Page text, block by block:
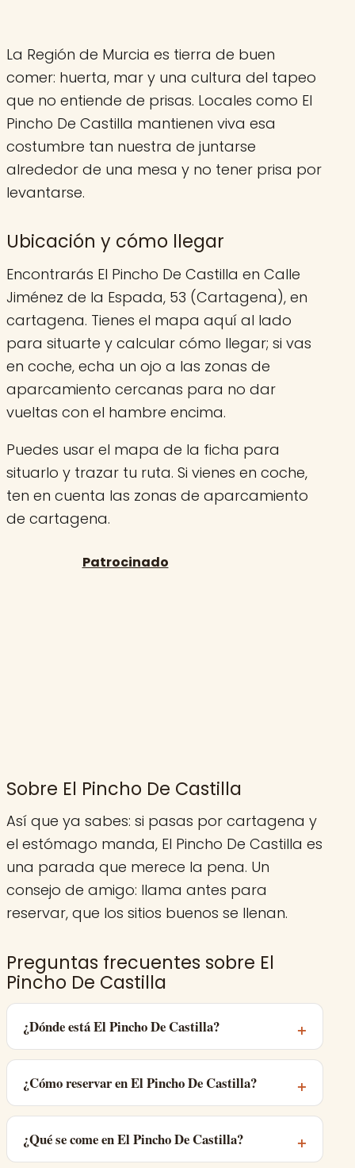
La Región de Murcia es tierra de buen
comer: huerta, mar y una cultura del tapeo
que no entiende de prisas. Locales como El
Pincho De Castilla mantienen viva esa
costumbre tan nuestra de juntarse
alrededor de una mesa y no tener prisa por
levantarse.
Ubicación y cómo llegar
Encontrarás El Pincho De Castilla en Calle
Jiménez de la Espada, 53 (Cartagena), en
cartagena. Tienes el mapa aquí al lado
para situarte y calcular cómo llegar; si vas
en coche, echa un ojo a las zonas de
aparcamiento cercanas para no dar
vueltas con el hambre encima.
Puedes usar el mapa de la ficha para
situarlo y trazar tu ruta. Si vienes en coche,
ten en cuenta las zonas de aparcamiento
de cartagena.
Sobre El Pincho De Castilla
Así que ya sabes: si pasas por cartagena y
el estómago manda, El Pincho De Castilla es
una parada que merece la pena. Un
consejo de amigo: llama antes para
reservar, que los sitios buenos se llenan.
Preguntas frecuentes sobre El
Pincho De Castilla
¿Dónde está El Pincho De Castilla?
¿Cómo reservar en El Pincho De Castilla?
¿Qué se come en El Pincho De Castilla?